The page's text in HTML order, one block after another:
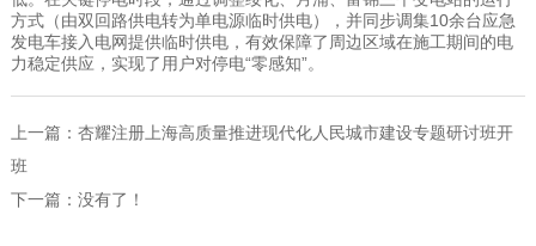
方式（由双回路供电转为单电源临时供电），并同步调集10余台应急
发电车接入电网提供临时供电，有效保障了周边区域在施工期间的电
力稳定供应，实现了用户对停电“零感知”。
上一篇： 杏耀注册上海高质量推进现代化人民城市建设专题研讨班开
班
下一篇：没有了！